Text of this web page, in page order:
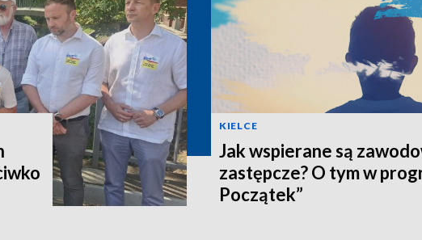
KIELCE
Jak wspierane są
zastępcze? O tym w
Początek”